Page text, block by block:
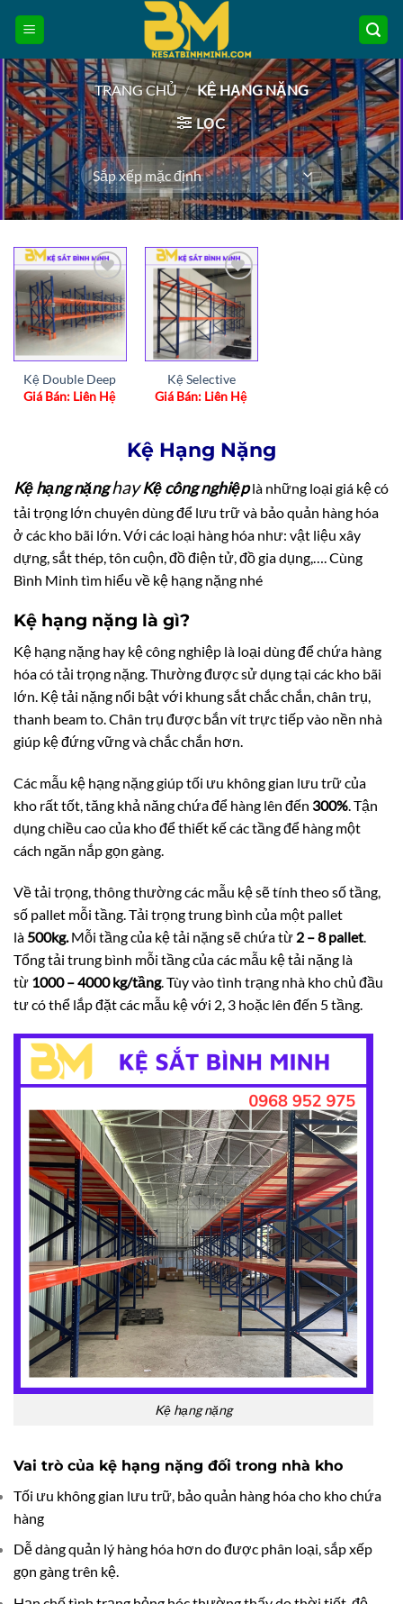
nội
dung
TRANG CHỦ / KỆ HẠNG NẶNG
LỌC
Add to
wishlist
Kệ Double Deep
Giá Bán: Liên Hệ
Add to
wishlist
Kệ Selective
Giá Bán: Liên Hệ
Kệ Hạng Nặng
Kệ hạng nặnghayKệ công nghiệplà những loại giá kệ có
tải trọng lớn chuyên dùng để lưu trữ và bảo quản hàng hóa
ở các kho bãi lớn. Với các loại hàng hóa như: vật liệu xây
dựng, sắt thép, tôn cuộn, đồ điện tử, đồ gia dụng,…. Cùng
Bình Minh tìm hiểu về kệ hạng nặng nhé
Kệ hạng nặng là gì?
Kệ hạng nặng hay kệ công nghiệp là loại dùng để chứa hàng
hóa có tải trọng nặng. Thường được sử dụng tại các kho bãi
lớn. Kệ tải nặng nổi bật với khung sắt chắc chắn, chân trụ,
thanh beam to. Chân trụ được bắn vít trực tiếp vào nền nhà
giúp kệ đứng vững và chắc chắn hơn.
Các mẫu kệ hạng nặng giúp tối ưu không gian lưu trữ của
kho rất tốt, tăng khả năng chứa để hàng lên đến 300% . Tận
dụng chiều cao của kho để thiết kế các tầng để hàng một
cách ngăn nắp gọn gàng.
Về tải trọng, thông thường các mẫu kệ sẽ tính theo số tầng,
số pallet mỗi tầng. Tải trọng trung bình của một pallet
là 500kg. Mỗi tầng của kệ tải nặng sẽ chứa từ 2 – 8 pallet
Tổng tải trung bình mỗi tầng của các mẫu kệ tải nặng là
từ 1000 – 4000 kg/tầng. Tùy vào tình trạng nhà kho chủ đầu
tư có thể lắp đặt các mẫu kệ với 2, 3 hoặc lên đến 5 tầng.
Kệ hạng nặng
Vai trò của kệ hạng nặng đối trong nhà kho
Tối ưu không gian lưu trữ, bảo quản hàng hóa cho kho chứa
hàng
Dễ dàng quản lý hàng hóa hơn do được phân loại, sắp xếp
gọn gàng trên kệ.